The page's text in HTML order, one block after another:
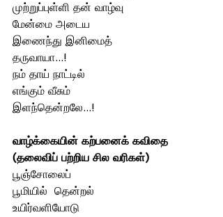
முற்றுப்புள்ளி தன் வாழ்வு
மேன்மை அடைய
இணைந்து இனிமைத்
தருவாயா...!
நம் தாய் நாட்டில்
எங்கும் வீசும்
இளந்தென்றலே...!
வாழ்க்கையின் கற்பனைக் கவிதை
(தலைவிப் பற்றிய சில வரிகள்)
பூஞ்சோலைப்
பூமியில்  தென்றல்
உயிர்வளியோடு